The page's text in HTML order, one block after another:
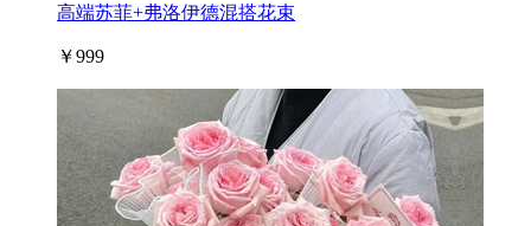
高端苏菲+弗洛伊德混搭花束
￥999